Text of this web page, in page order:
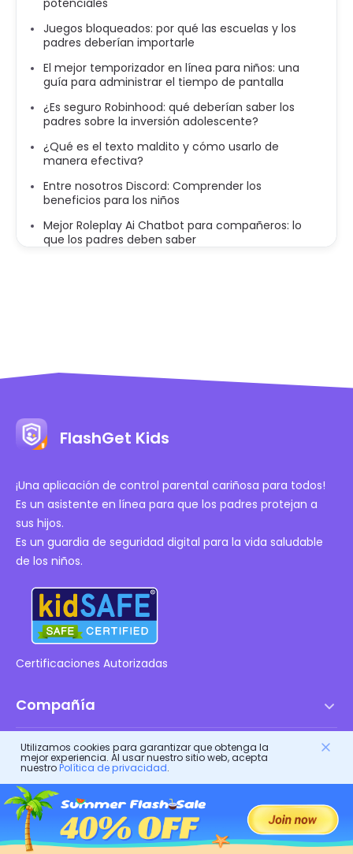
potenciales
Juegos bloqueados: por qué las escuelas y los
padres deberían importarle
El mejor temporizador en línea para niños: una
guía para administrar el tiempo de pantalla
¿Es seguro Robinhood: qué deberían saber los
padres sobre la inversión adolescente?
¿Qué es el texto maldito y cómo usarlo de
manera efectiva?
Entre nosotros Discord: Comprender los
beneficios para los niños
Mejor Roleplay Ai Chatbot para compañeros: lo
que los padres deben saber
FlashGet Kids
¡Una aplicación de control parental cariñosa para todos!
Es un asistente en línea para que los padres protejan a
sus hijos.
Es un guardia de seguridad digital para la vida saludable
de los niños.
Certificaciones Autorizadas
Compañía
Términos de servicio
Acuerdo de Licencia de Usuario Final
Política de DMCA
Política de privacidad
Recursos
Centro de ayuda
Cómo hacer
Blog
Productos FlashGet
FlashGet
FlashGet Kids
Utilizamos cookies para garantizar que obtenga la
mejor experiencia. Al usar nuestro sitio web, acepta
nuestroPolítica de privacidad.